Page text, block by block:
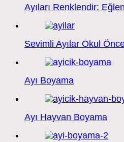
Ayıları Renklendir:
Sevimli Ayılar Okul
Ayı Boyama
Ayı Hayvan Boyama